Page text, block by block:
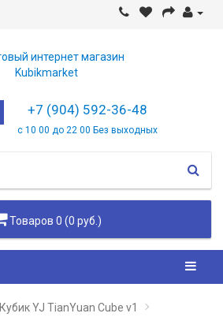
+7 (904) 592-36-48
с 10 00 до 22 00 Без выходных
Товаров 0 (0 руб.)
Кубик YJ TianYuan Cube v1